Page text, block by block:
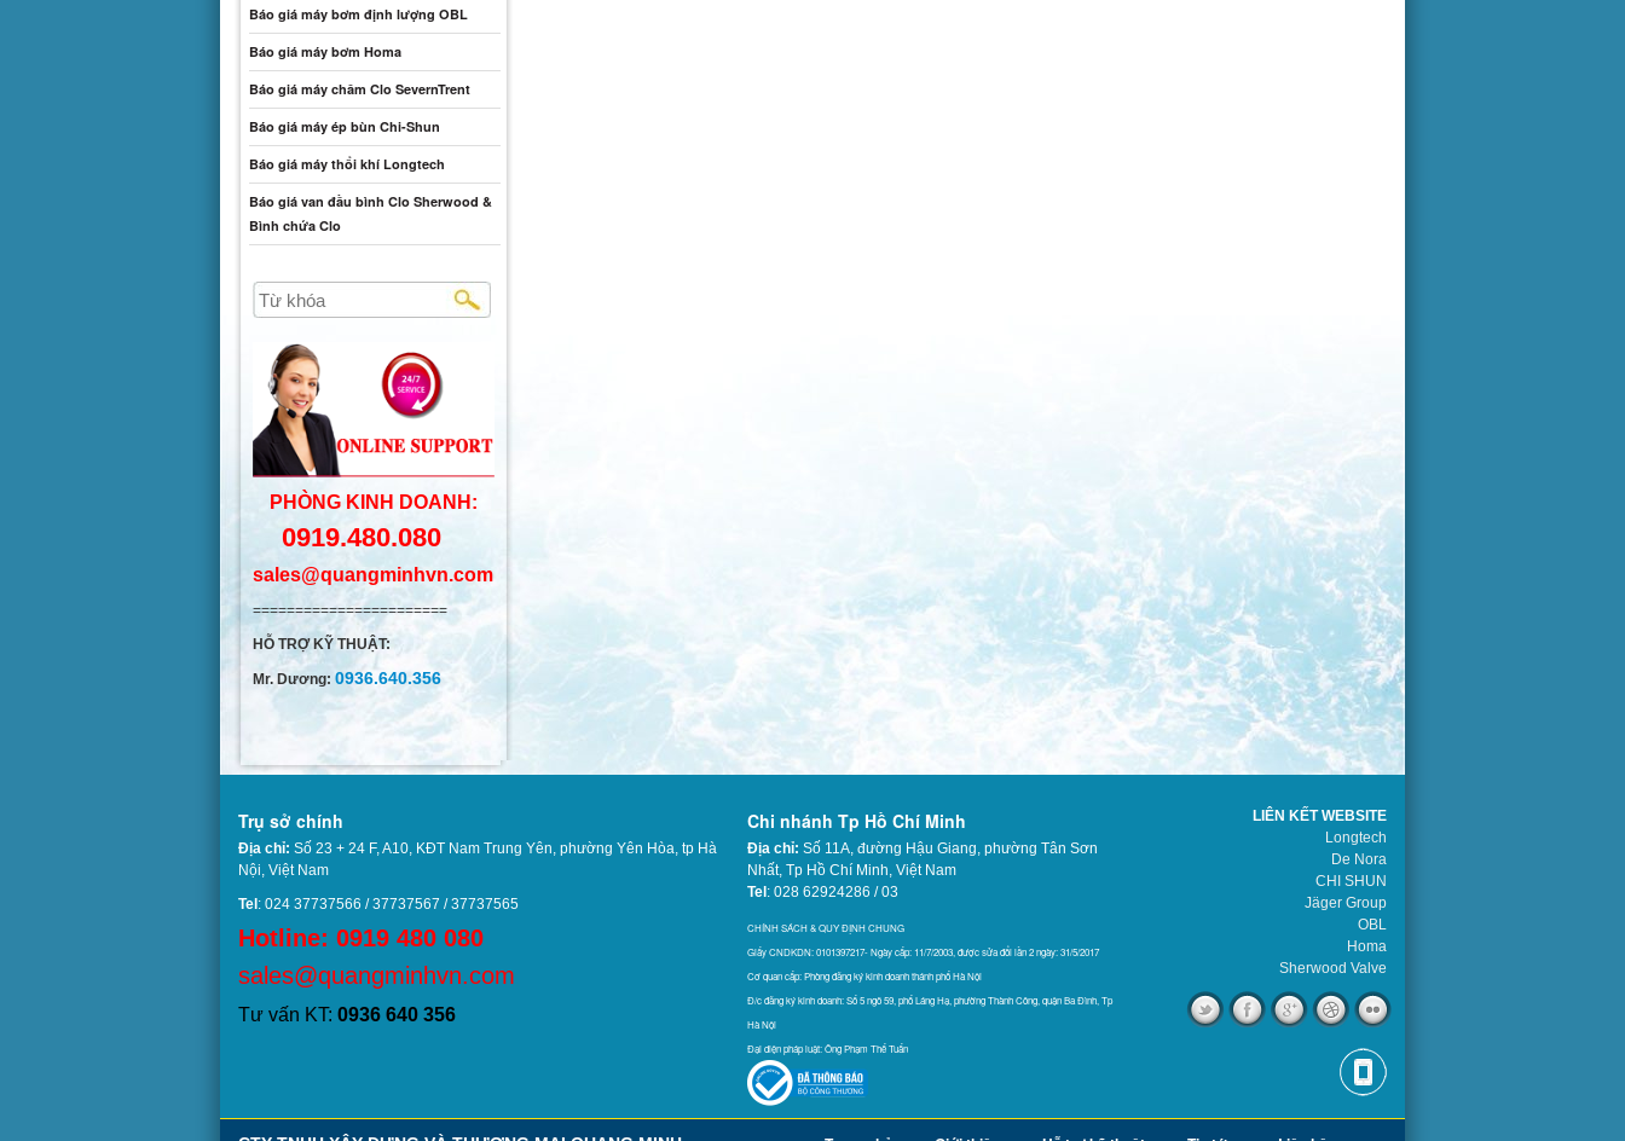
Báo giá máy bơm định lượng OBL
Báo giá máy bơm Homa
Báo giá máy châm Clo SevernTrent
Báo giá máy ép bùn Chi-Shun
Báo giá máy thổi khí Longtech
Báo giá van đầu bình Clo Sherwood &
Bình chứa Clo
PHÒNG KINH DOANH:
0919.480.080
sales@quangminhvn.com
=======================
HỖ TRỢ KỸ THUẬT:
Mr. Dương: 0936.640.356
Trụ sở chính
Địa chỉ: Số 23 + 24 F, A10, KĐT Nam Trung Yên, phường Yên Hòa, tp Hà
Nội, Việt Nam
Tel : 024 37737566 / 37737567 / 37737565
Hotline: 0919 480 080
sales@quangminhvn.com
Tư vấn KT: 0936 640 356
Chi nhánh Tp Hồ Chí Minh
Địa chỉ: Số 11A, đường Hậu Giang, phường Tân Sơn
Nhất, Tp Hồ Chí Minh, Việt Nam
Tel : 028 62924286 / 03
CHÍNH SÁCH & QUY ĐỊNH CHUNG
Giấy CNDKDN: 0101397217- Ngày cấp: 11/7/2003, được sửa đổi lần 2 ngày: 31/5/2017
Cơ quan cấp: Phòng đăng ký kinh doanh thánh phố Hà Nội
Đ/c đăng ký kinh doanh: Số 5 ngõ 59, phố Láng Hạ, phường Thành Công, quận Ba Đình, Tp
Hà Nội
Đại diện pháp luật: Ông Phạm Thế Tuấn
LIÊN KẾT WEBSITE
Longtech
De Nora
CHI SHUN
Jäger Group
OBL
Homa
Sherwood Valve